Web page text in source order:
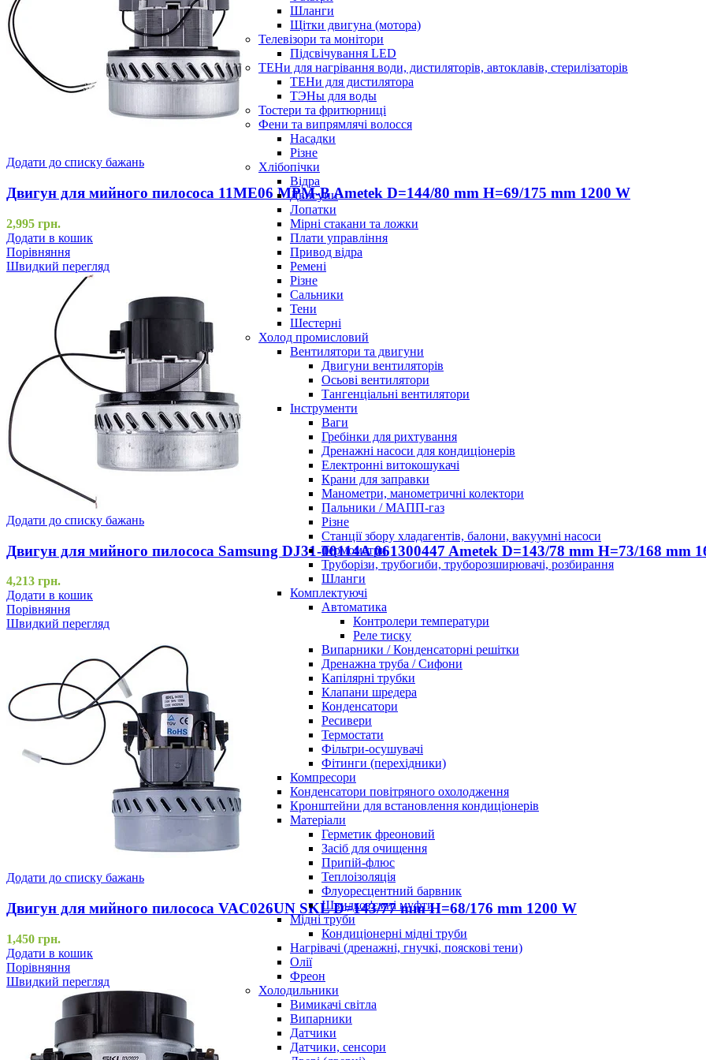
Шланги
Щітки двигуна (мотора)
Телевізори та монітори
Підсвічування LED
ТЕНи для нагрівання води, дистиляторів, автоклавів, стерилізаторів
ТЕНи для дистилятора
ТЭНы для воды
Тостери та фритюрниці
Фени та випрямлячі волосся
Насадки
Різне
Хлібопічки
Відра
Двигуни
Лопатки
Мірні стакани та ложки
Плати управління
Привод відра
Ремені
Різне
Сальники
Тени
Шестерні
Холод промисловий
Вентилятори та двигуни
Двигуни вентиляторів
Осьові вентилятори
Тангенціальні вентилятори
Інструменти
Ваги
Гребінки для рихтування
Дренажні насоси для кондиціонерів
Електронні витокошукачі
Крани для заправки
Манометри, манометричні колектори
Пальники / МАПП-газ
Різне
Станції збору хладагентів, балони, вакуумні насоси
Термометри
Труборізи, трубогиби, труборозширювачі, розбирання
Шланги
Комплектуючі
Автоматика
Контролери температури
Реле тиску
Випарники / Конденсаторні решітки
Дренажна труба / Сифони
Капілярні трубки
Клапани шредера
Конденсатори
Ресивери
Термостати
Фільтри-осушувачі
Фітинги (перехідники)
Компресори
Конденсатори повітряного охолодження
Кронштейни для встановлення кондиціонерів
Матеріали
Герметик фреоновий
Засіб для очищення
Припій-флюс
Теплоізоляція
Флуоресцентний барвник
Швидкоз'ємні муфти
Мідні труби
Кондиціонерні мідні труби
Нагрівачі (дренажні, гнучкі, пояскові тени)
Олії
Фреон
Холодильники
Вимикачі світла
Випарники
Датчики
Датчики, сенсори
Додати до списку бажань
Двигун для мийного пилососа 11ME06 MPM-B Ametek D=144/80 mm H=69/175 mm 1200 W
2,995 грн.
Додати в кошик
Порівняння
Швидкий перегляд
Додати до списку бажань
Двигун для мийного пилососа Samsung DJ31-00114A 061300447 Ametek D=143/78 mm H=73/168 mm
4,213 грн.
Додати в кошик
Порівняння
Швидкий перегляд
Додати до списку бажань
Двигун для мийного пилососа VAC026UN SKL D=143/77 mm H=68/176 mm 1200 W
1,450 грн.
Додати в кошик
Порівняння
Швидкий перегляд